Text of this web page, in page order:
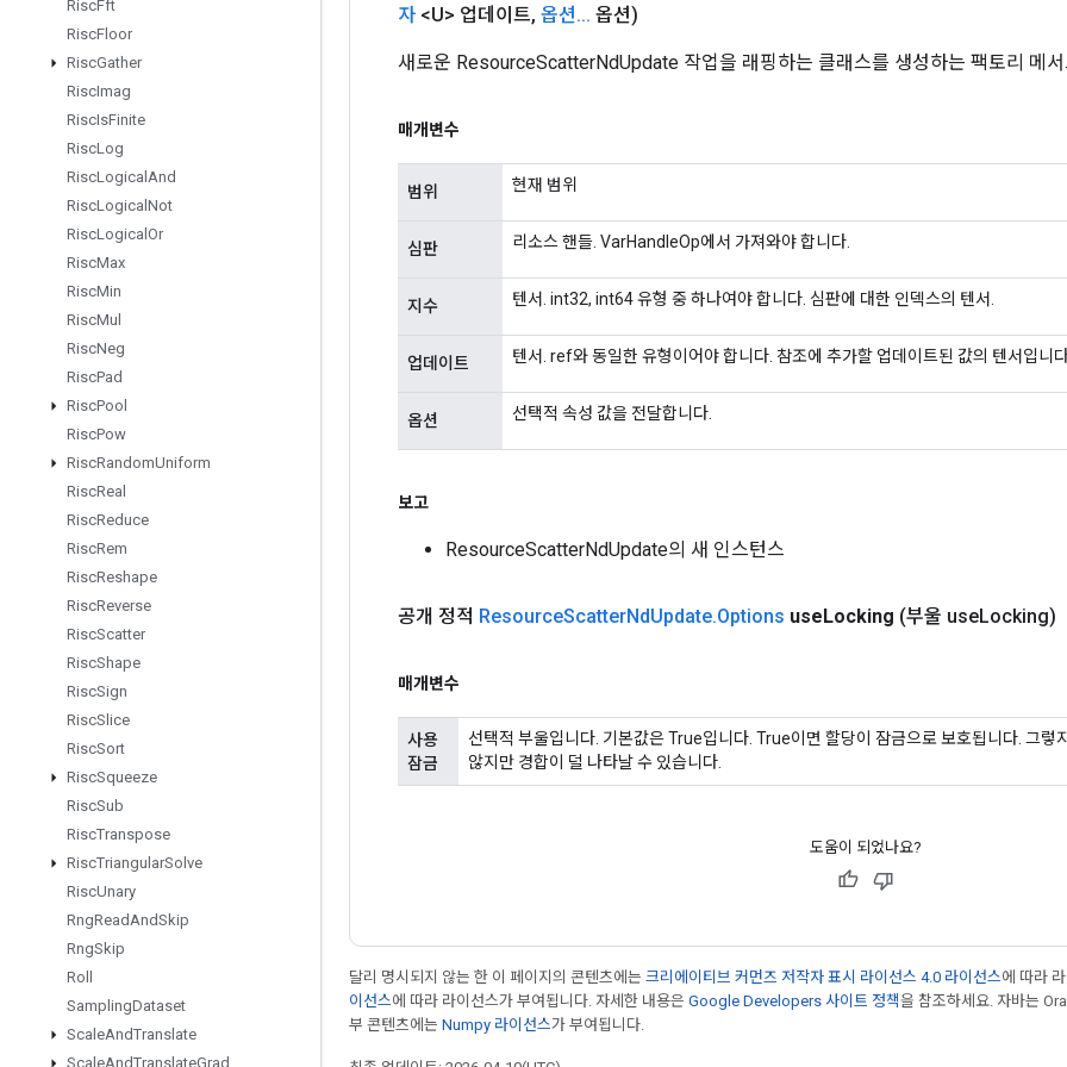
RiscFft
RiscFloor
RiscGather
RiscImag
RiscIsFinite
RiscLog
RiscLogical And
RiscLogical Not
RiscLogical Or
RiscMax
RiscMin
RiscMul
RiscNeg
RiscPad
RiscPool
RiscPow
RiscRandomUniform
RiscReal
RiscReduce
RiscRem
RiscReshape
RiscReverse
RiscScatter
RiscShape
RiscSign
RiscSlice
RiscSort
RiscSqueeze
RiscSub
RiscTranspose
RiscTriangularSolve
RiscUnary
RngReadAndSkip
RngSkip
Roll
SamplingDataset
ScaleAndTranslate
ScaleAndTranslateGrad
자 <U> 업데이트, 옵션... 옵션)
새로운 ResourceScatterNdUpdate 작업을 래핑하는 클래스를 생성하는 팩토리 메서
매개변수
범위 현재 범위
심판 리소스 핸들. VarHandleOp에서 가져와야 합니다.
지수 텐서. int32, int64 유형 중 하나여야 합니다. 심판에 대한 인덱스의 텐서.
업데이트 텐서. ref와 동일한 유형이어야 합니다. 참조에 추가할 업데이트된 값의 텐서입니
옵션 선택적 속성 값을 전달합니다.
보고
ResourceScatterNdUpdate의 새 인스턴스
공개 정적 ResourceScatterNdUpdate.Options useLocking (부울 useLocking)
매개변수
사용
잠금
선택적 부울입니다. 기본값은 True입니다. True이면 할당이 잠금으로 보호됩니다. 그렇
않지만 경합이 덜 나타날 수 있습니다.
도움이 되었나요?
달리 명시되지 않는 한 이 페이지의 콘텐츠에는 크리에이티브 커먼즈 저작자 표시 라이선스 4.0 라이선스에 따라
이선스에 따라 라이선스가 부여됩니다. 자세한 내용은 Google Developers 사이트 정책을 참조하세요. 자바는
부 콘텐츠에는 Numpy 라이선스가 부여됩니다.